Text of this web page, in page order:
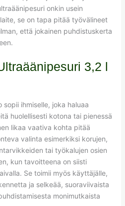
onkin usein
se on tapa pitää työvälineet
että jokainen puhdistuskerta
3,2 l
ihmiselle, joka haluaa
huolellisesti kotona tai pienessä
likaa vaativa kohta pitää
valinta esimerkiksi korujen,
tai työkalujen osien
kun tavoitteena on siisti
Se toimii myös käyttäjälle,
ja selkeää, suoraviivaista
monimutkaista